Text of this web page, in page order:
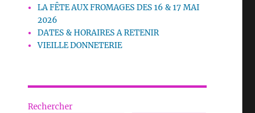
LA FÊTE AUX FROMAGES DES 16 & 17 MAI
2026
DATES & HORAIRES A RETENIR
VIEILLE DONNETERIE
Rechercher